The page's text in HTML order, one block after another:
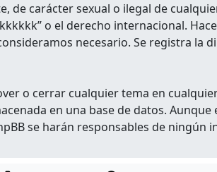
de carácter sexual o ilegal de
o el derecho internacional.
necesario. Se registra la
o cerrar cualquier tema en
en una base de datos.
se harán responsables de ningún